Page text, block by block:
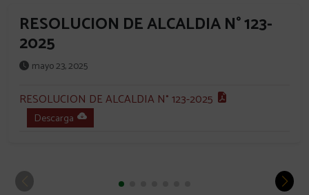
RESOLUCION DE ALCALDIA N° 123-
2025
mayo 23, 2025
RESOLUCION DE ALCALDIA N° 123-2025
Descarga